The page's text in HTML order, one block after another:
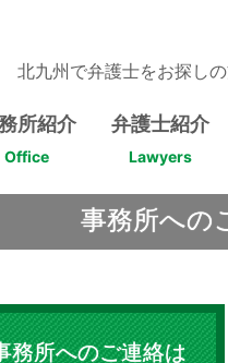
北九州で弁護士をお探し
所紹介
Office
弁護士紹介
Lawyers
事務所への
務所へのご連絡は